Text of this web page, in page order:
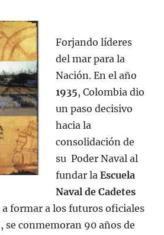
Forjando líderes
del mar para la
Nación. En el año
1935, Colombia dio
un paso decisivo
hacia la
consolidación de
su Poder Naval al
fundar la Escuela
Naval de Cadetes
formar a los futuros oficiales
se conmemoran 90 años de